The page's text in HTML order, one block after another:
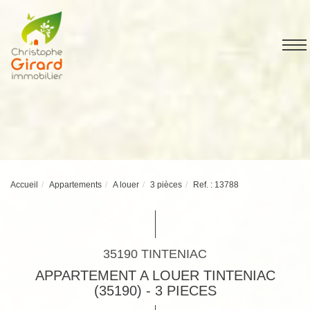
Accueil Appartements A louer 3 pièces Ref. : 13788
35190 TINTENIAC
APPARTEMENT A LOUER TINTENIAC
(35190) - 3 PIECES